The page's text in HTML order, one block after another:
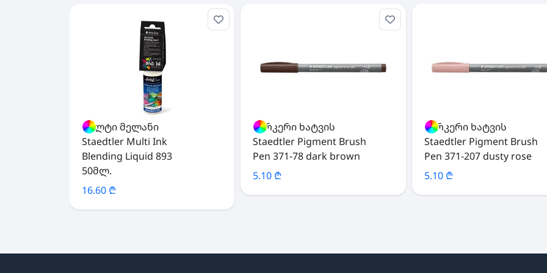
მულტი მელანი
Staedtler Multi Ink
Blending Liquid 893
50მლ.
16.60 ₾
მარკერი ხატვის
Staedtler Pigment Brush
Pen 371-78 dark brown
5.10 ₾
მარკერი ხატვის
Staedtler Pigment Brush
Pen 371-207 dusty rose
5.10 ₾